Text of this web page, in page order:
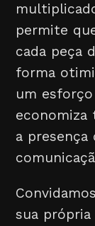
permite
cada peça
forma
um
economiza
a presença
sua